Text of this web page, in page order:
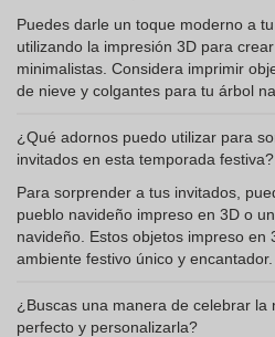
Puedes darle un toque moderno a
utilizando la impresión 3D para
minimalistas. Considera imprimir
de nieve y colgantes para tu árbol
¿Qué adornos puedo utilizar para
invitados en esta temporada festiva?
Para sorprender a tus invitados,
pueblo navideño impreso en 3D o
navideño. Estos objetos impreso en
ambiente festivo único y encantador.
¿Buscas una manera de celebrar la
perfecto y personalizarla?